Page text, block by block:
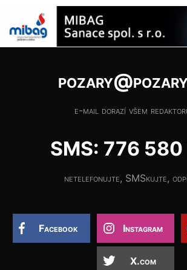
e-mail dorazí všem
SMS: 776 580
netelefonujte, SMSkujte,
Facebook Instagram
X.com